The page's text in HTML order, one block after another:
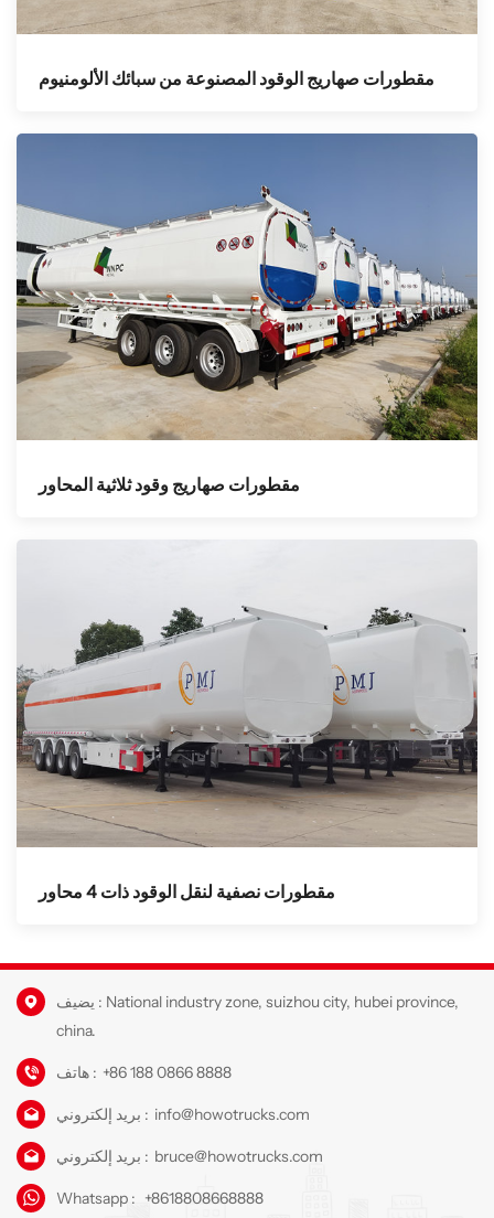
مقطورات صهاريج الوقود المصنوعة من سبائك الألومنيوم
مقطورات صهاريج وقود ثلاثية المحاور
مقطورات نصفية لنقل الوقود ذات 4 محاور
يضيف : National industry zone, suizhou city, hubei province,
china.
هاتف : +86 188 0866 8888
بريد إلكتروني : info@howotrucks.com
بريد إلكتروني : bruce@howotrucks.com
Whatsapp : +8618808668888